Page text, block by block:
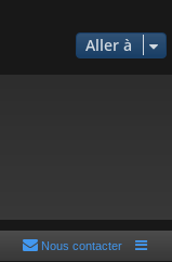
Aller à
Nous contacter